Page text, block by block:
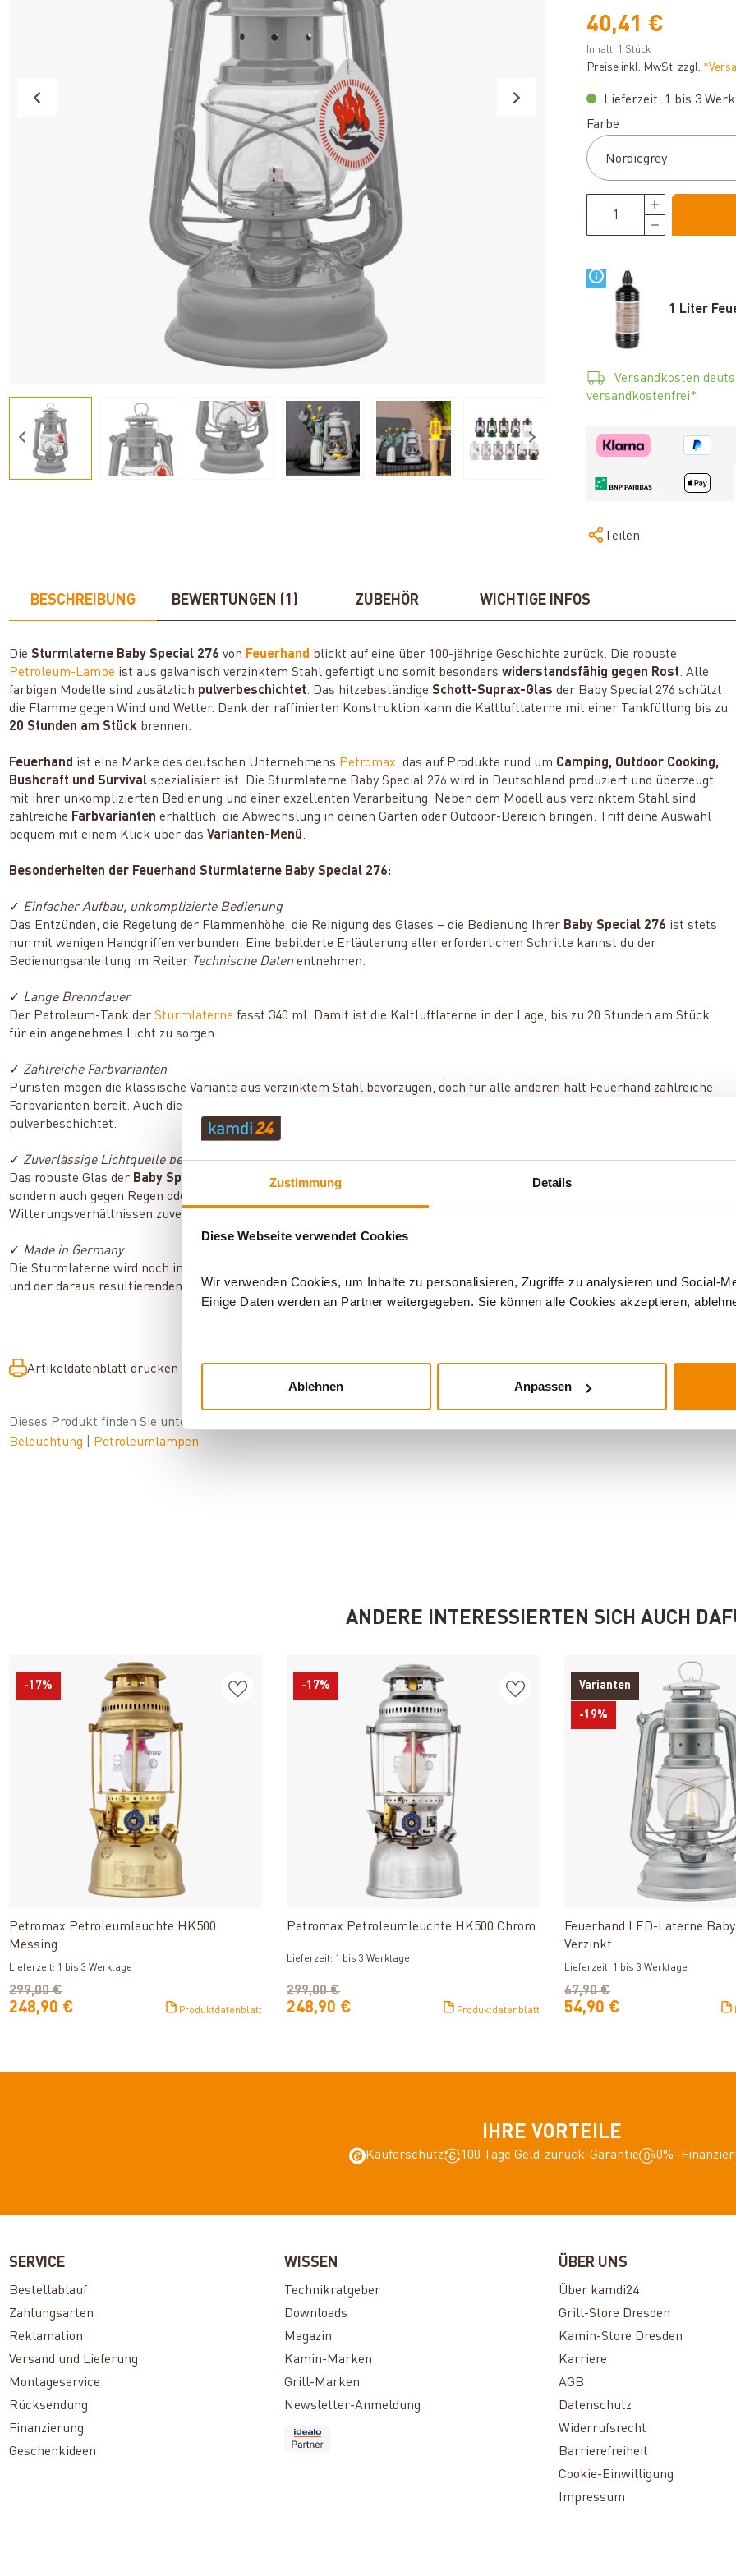
Zustimmung Details
Diese Webseite verwendet Cookies
Wir verwenden Cookies, um Inhalte zu personalisieren, Zugriffe zu analysieren und Social-
Einige Daten werden an Partner weitergegeben. Sie können alle Cookies akzeptieren,
Ablehnen Anpassen
40,41 €
Inhalt: 1 Stück
Preise inkl. MwSt. zzgl.
Lieferzeit: 1 bis 3
Farbe
1 Liter
Versandkosten
versandkostenfrei*
Teilen
BESCHREIBUNG BEWERTUNGEN (1) ZUBEHÖR WICHTIGE INFOS
DieSturmlaterne Baby Special 276 von Feuerhand
blickt auf eine über 100-jährige Geschichte zurück. Die robuste
Petroleum-Lampe ist aus galvanisch verzinktem Stahl gefertigt und somit besonderswiderstandsfähig gegen Rost. Alle
farbigen Modelle sind zusätzlich pulverbeschichtet. Das hitzebeständigeSchott-Suprax-Glas der Baby Special 276 schützt
die Flamme gegen Wind und Wetter. Dank der raffinierten Konstruktion kann die Kaltluftlaterne mit einer Tankfüllung bis zu
20 Stunden am Stück brennen.
Feuerhand ist eine Marke des deutschen Unternehmens Petromax, das auf Produkte rund um Camping, Outdoor Cooking,
Bushcraft und Survivalspezialisiert ist. Die Sturmlaterne Baby Special 276 wird in Deutschland produziert und überzeugt
mit ihrer unkomplizierten Bedienung und einer exzellenten Verarbeitung. Neben dem Modell aus verzinktem Stahl sind
zahlreiche Farbvarianten erhältlich, die Abwechslung in deinen Garten oder Outdoor-Bereich bringen. Triff deine Auswahl
bequem mit einem Klick über dasVarianten-Menü.
Besonderheiten der Feuerhand Sturmlaterne Baby Special 276:
✓ Einfacher Aufbau, unkomplizierte Bedienung
Das Entzünden, die Regelung der Flammenhöhe, die Reinigung des Glases – die Bedienung Ihrer Baby Special 276 ist stets
nur mit wenigen Handgriffen verbunden. Eine bebilderte Erläuterung aller erforderlichen Schritte kannst du der
Bedienungsanleitung im Reiter Technische Daten entnehmen.
✓ Lange Brenndauer
Der Petroleum-Tank derSturmlaterne fasst 340 ml. Damit ist die Kaltluftlaterne in der Lage, bis zu 20 Stunden am Stück
für ein angenehmes Licht zu sorgen.
✓ Zahlreiche Farbvarianten
Puristen mögen die klassische Variante aus verzinktem Stahl bevorzugen, doch für alle anderen hält Feuerhand zahlreiche
Farbvarianten bereit. Auch die farbigen Modelle sind aus verzinktem Stahl gefertigt und zusätzlich im jeweiligen Farbton
pulverbeschichtet.
✓ Zuverlässige Lichtquelle bei jedem Wetter
Das robuste Glas der Baby Special 276
sitzt stabil in der Stahl-Konstruktion und schützt die Flamme nicht nur gegen Wind,
sondern auch gegen Regen oder Schnee. Somit bringt die Feuerhand Sturmlaterne auch bei ungemütlichen
Witterungsverhältnissen zuverlässig Licht ins Dunkel.
✓ Made in Germany
Die Sturmlaterne wird noch immer in Deutschland produziert und überzeugt mit ihrer erstklassigen Verarbeitungsqualität
und der daraus resultierenden hohen Langlebigkeit.
Artikeldatenblatt drucken Frage zum Artikel
Dieses Produkt finden Sie unter:
Beleuchtung
Petroleumlampen
ANDERE INTERESSIERTEN SICH AUCH
-17%
Produkt ansehen
Petromax Petroleumleuchte HK500
Messing
Lieferzeit: 1 bis 3 Werktage
248,90 €
299,00 €
Produktdatenblatt
-17%
Produkt ansehen
Petromax Petroleumleuchte HK500 Chrom
Lieferzeit: 1 bis 3 Werktage
248,90 €
299,00 €
Produktdatenblatt
Varianten
-19%
Produkt ansehen
Feuerhand LED-Laterne
Verzinkt
Lieferzeit: 1 bis 3 Werktage
54,90 €
67,90 €
IHRE VORTEILE
Käuferschutz 100 Tage Geld-zurück-Garantie
SERVICE
Bestellablauf
Zahlungsarten
Reklamation
Versand und Lieferung
Montageservice
Rücksendung
Finanzierung
Geschenkideen
WISSEN
Technikratgeber
Downloads
Magazin
Kamin-Marken
Grill-Marken
Newsletter-Anmeldung
ÜBER UNS
Über kamdi24
Grill-Store Dresden
Kamin-Store Dresden
Karriere
AGB
Datenschutz
Widerrufsrecht
Barrierefreiheit
Cookie-Einwilligung
Impressum